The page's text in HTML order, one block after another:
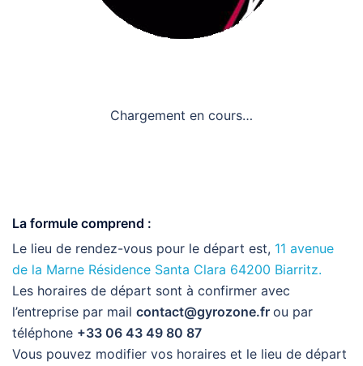
Chargement en cours…
La formule comprend :
Le lieu de rendez-vous pour le départ est, 11 avenue
de la Marne Résidence Santa Clara 64200 Biarritz.
Les horaires de départ sont à confirmer avec
l’entreprise par mail contact@gyrozone.fr ou par
téléphone +33 06 43 49 80 87
Vous pouvez modifier vos horaires et le lieu de départ